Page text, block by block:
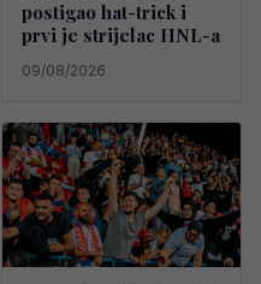
postigao hat-trick i
prvi je strijelac HNL-a
09/08/2026